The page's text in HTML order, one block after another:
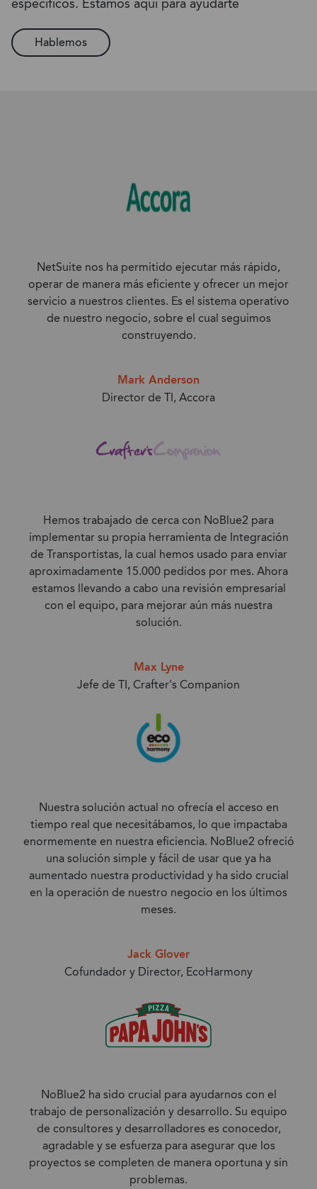
Hablemos
NetSuite nos ha permitido ejecutar más rápido,
operar de manera más eficiente y ofrecer un mejor
servicio a nuestros clientes. Es el sistema operativo
de nuestro negocio, sobre el cual seguimos
construyendo.
Mark Anderson
Director de TI, Accora
Hemos trabajado de cerca con NoBlue2 para
implementar su propia herramienta de Integración
de Transportistas, la cual hemos usado para enviar
aproximadamente 15.000 pedidos por mes. Ahora
estamos llevando a cabo una revisión empresarial
con el equipo, para mejorar aún más nuestra
solución.
Max Lyne
Jefe de TI, Crafter's Companion
Nuestra solución actual no ofrecía el acceso en
tiempo real que necesitábamos, lo que impactaba
enormemente en nuestra eficiencia. NoBlue2 ofreció
una solución simple y fácil de usar que ya ha
aumentado nuestra productividad y ha sido crucial
en la operación de nuestro negocio en los últimos
meses.
Jack Glover
Cofundador y Director, EcoHarmony
NoBlue2 ha sido crucial para ayudarnos con el
trabajo de personalización y desarrollo. Su equipo
de consultores y desarrolladores es conocedor,
agradable y se esfuerza para asegurar que los
proyectos se completen de manera oportuna y sin
problemas.